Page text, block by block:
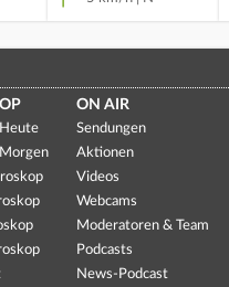
ON AIR
Sendungen
Aktionen
Videos
Webcams
Moderatoren & Team
Podcasts
News-Podcast